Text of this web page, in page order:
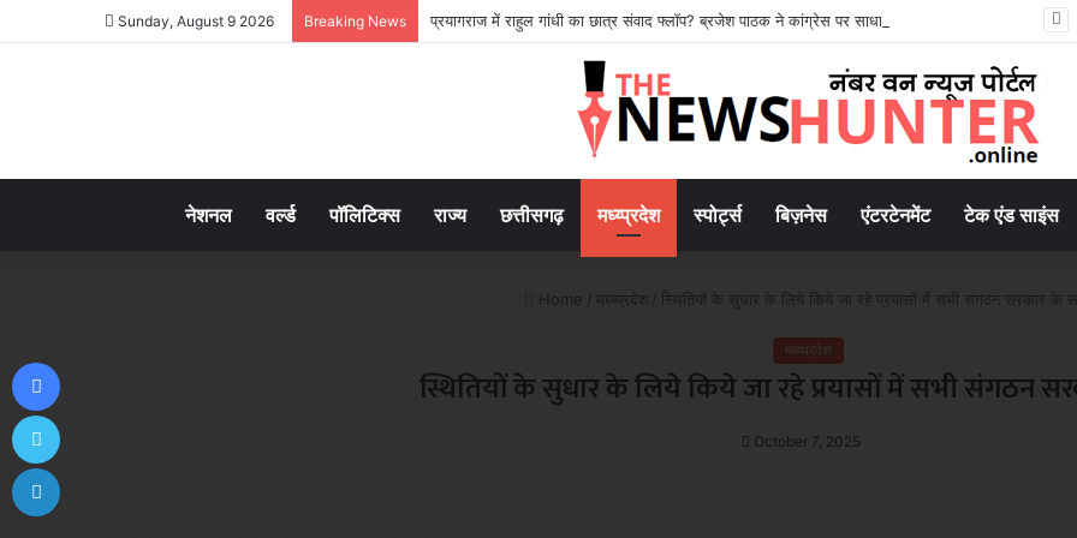
Sunday, August 9 2026 Breaking News प्रयागराज में राहुल गांधी का छात्र संवाद फ्लॉप? ब्रजेश पाठक ने कांग्रेस पर साधा निशाना
नेशनल वर्ल्ड पॉलिटिक्स राज्य छत्तीसगढ़ मध्य्प्रदेश स्पोर्ट्स बिज़नेस एंटरटेनमेंट टेक एंड साइंस
Home / मध्य्प्रदेश / स्थितियों के सुधार के लिये किये जा रहे प्रयासों में सभी संगठन सरकार के
मध्य्प्रदेश
स्थितियों के सुधार के लिये किये जा रहे प्रयासों में सभी संगठन
October 7, 2025